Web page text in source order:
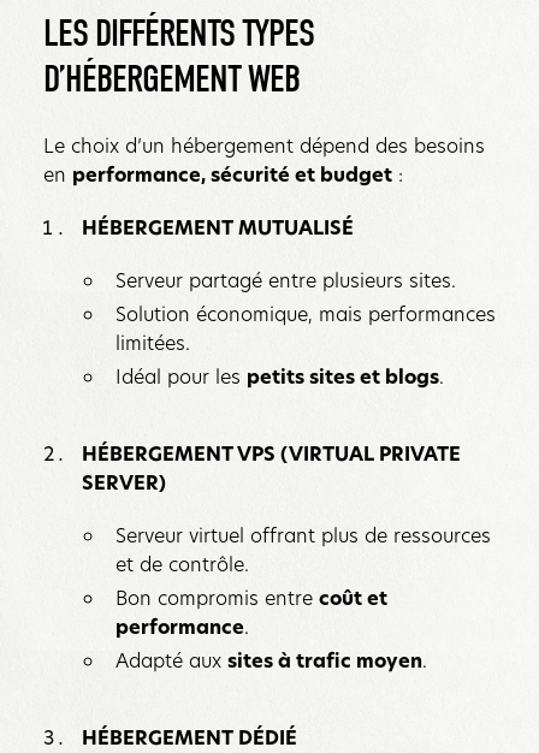
LES DIFFÉRENTS TYPES
D’HÉBERGEMENT WEB
Le choix d’un hébergement dépend des besoins
en performance, sécurité et budget :
HÉBERGEMENT MUTUALISÉ
Serveur partagé entre plusieurs sites.
Solution économique, mais performances
limitées.
Idéal pour les petits sites et blogs.
HÉBERGEMENT VPS (VIRTUAL PRIVATE
SERVER)
Serveur virtuel offrant plus de ressources
et de contrôle.
Bon compromis entre coût et
performance.
Adapté aux sites à trafic moyen.
HÉBERGEMENT DÉDIÉ